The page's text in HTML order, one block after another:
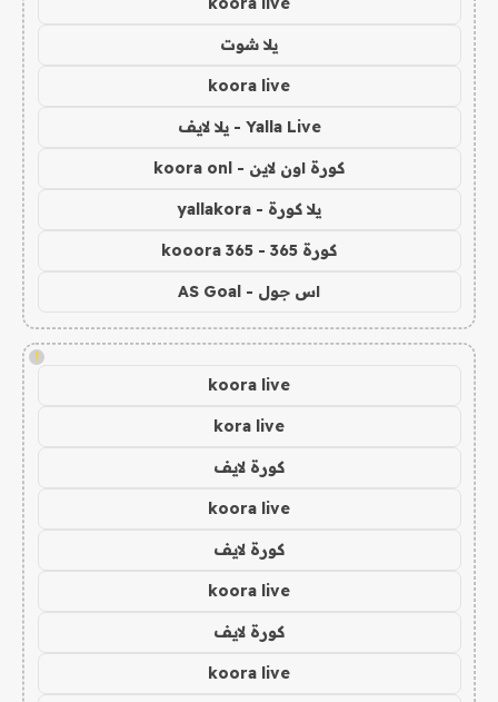
يلا شوت
koora live
Yalla Live - يلا لايف
كورة اون لاين - koora onl
يلا كورة - yallakora
كورة 365 - kooora 365
اس جول - AS Goal
!
koora live
kora live
كورة لايف
koora live
كورة لايف
koora live
كورة لايف
koora live